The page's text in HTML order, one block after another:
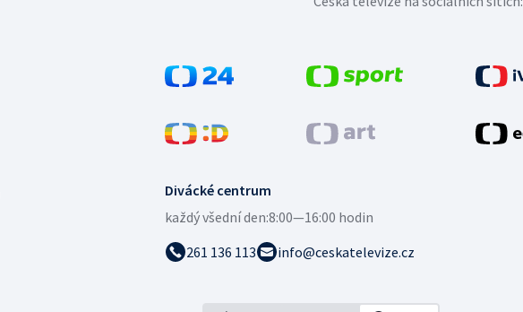
Divácké centrum
každý všední den:8:00—16:00 hodin
261 136 113
info@ceskatelevize.cz